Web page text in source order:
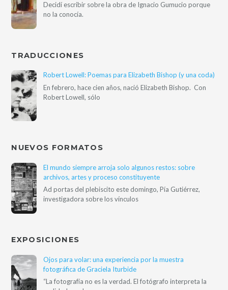
Decidí escribir sobre la obra de Ignacio Gumucio porque
no la conocía.
TRADUCCIONES
Robert Lowell: Poemas para Elizabeth Bishop (y una coda)
En febrero, hace cien años, nació Elizabeth Bishop. Con
Robert Lowell, sólo
NUEVOS FORMATOS
El mundo siempre arroja solo algunos restos: sobre
archivos, artes y proceso constituyente
Ad portas del plebiscito este domingo, Pía Gutiérrez,
investigadora sobre los vínculos
EXPOSICIONES
Ojos para volar: una experiencia por la muestra
fotográfica de Graciela Iturbide
“La fotografía no es la verdad. El fotógrafo interpreta la